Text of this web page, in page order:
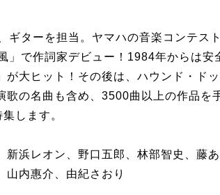
ギターを担当。ヤマハの音楽コンテス
で作詞家デビュー！1984年からは安
大ヒット！その後は、ハウンド・ド
の名曲も含め、3500曲以上の作品を
します。
浜レオン、野口五郎、林部智史、藤
山内惠介、由紀さおり